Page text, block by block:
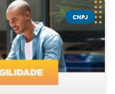
CNPJ